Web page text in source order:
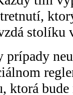
stolíku
prípady
ktorá